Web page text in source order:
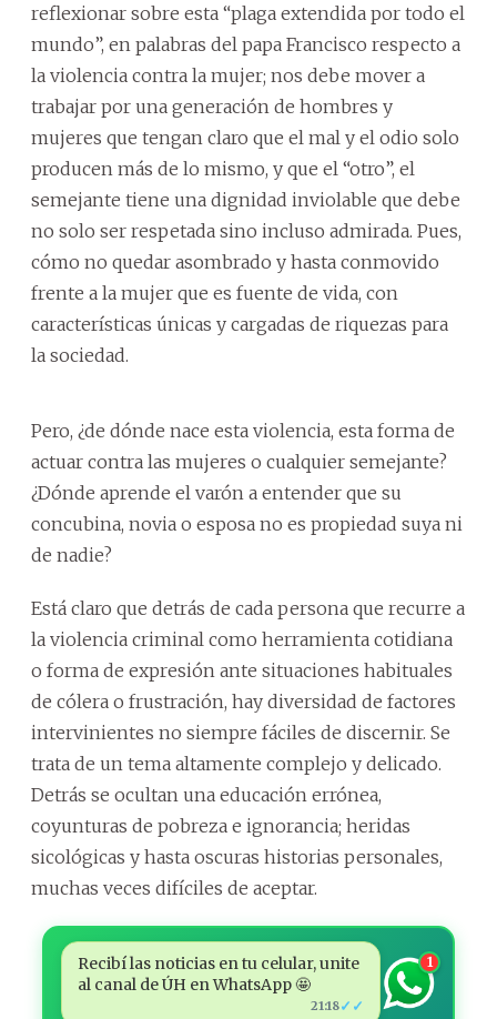
reflexionar sobre esta “plaga extendida por todo el
mundo”, en palabras del papa Francisco respecto a
la violencia contra la mujer; nos debe mover a
trabajar por una generación de hombres y
mujeres que tengan claro que el mal y el odio solo
producen más de lo mismo, y que el “otro”, el
semejante tiene una dignidad inviolable que debe
no solo ser respetada sino incluso admirada. Pues,
cómo no quedar asombrado y hasta conmovido
frente a la mujer que es fuente de vida, con
características únicas y cargadas de riquezas para
la sociedad.
Pero, ¿de dónde nace esta violencia, esta forma de
actuar contra las mujeres o cualquier semejante?
¿Dónde aprende el varón a entender que su
concubina, novia o esposa no es propiedad suya ni
de nadie?
Está claro que detrás de cada persona que recurre a
la violencia criminal como herramienta cotidiana
o forma de expresión ante situaciones habituales
de cólera o frustración, hay diversidad de factores
intervinientes no siempre fáciles de discernir. Se
trata de un tema altamente complejo y delicado.
Detrás se ocultan una educación errónea,
coyunturas de pobreza e ignorancia; heridas
sicológicas y hasta oscuras historias personales,
muchas veces difíciles de aceptar.
Recibí las noticias en tu celular, unite
al canal de ÚH en WhatsApp 🤩
21:18✓✓
1